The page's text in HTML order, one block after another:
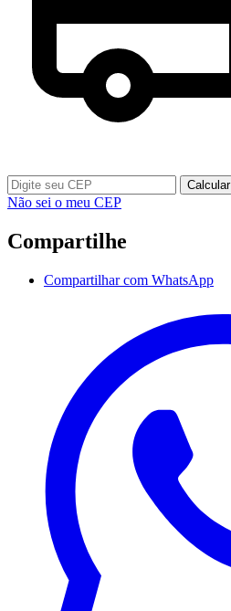
Calcular
Não sei o meu CEP
Compartilhe
Compartilhar com WhatsApp